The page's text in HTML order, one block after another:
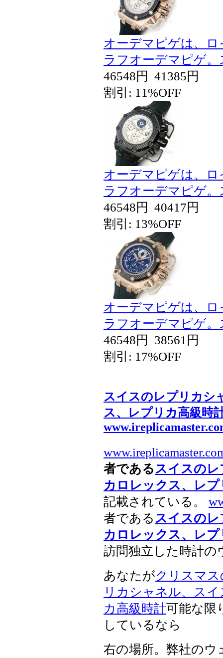
オーデマピゲは、
ラフオーデマピゲ
46548円 41385円
割引: 11%OFF
オーデマピゲは、
ラフオーデマピゲ
46548円 40417円
割引: 13%OFF
オーデマピゲは、
ラフオーデマピゲ
46548円
38561円
割引: 17%OFF
スイスのレプリカシ
ス、レプリカ高級時
者であるスイスの
カロレックス、レ
記載されている。
者であるスイスの
カロレックス、レ
訪問独立した時計
あなたがクリスマ
リカシャネル、ス
カ高級時計可能な限
しているなら
右の場所。弊社の